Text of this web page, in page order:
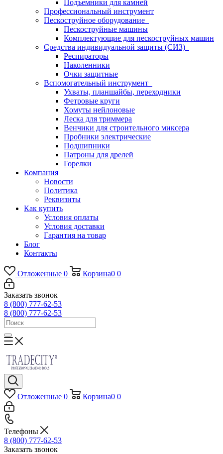
Подъемники для камней
Профессиональный инструмент
Пескоструйное оборудование
Пескоструйные машины
Комплектующие для пескоструйных машин
Средства индивидуальной защиты (СИЗ)
Респираторы
Наколенники
Очки защитные
Вспомогательный инструмент
Ухваты, планшайбы, переходники
Фетровые круги
Хомуты нейлоновые
Леска для триммера
Венчики для строительного миксера
Пробники электрические
Подшипники
Патроны для дрелей
Горелки
Компания
Новости
Политика
Реквизиты
Как купить
Условия оплаты
Условия доставки
Гарантия на товар
Блог
Контакты
Отложенные 0 Корзина0 0
Заказать звонок
8 (800) 777-62-53
8 (800) 777-62-53
Отложенные 0 Корзина0 0
Телефоны
8 (800) 777-62-53
Заказать звонок